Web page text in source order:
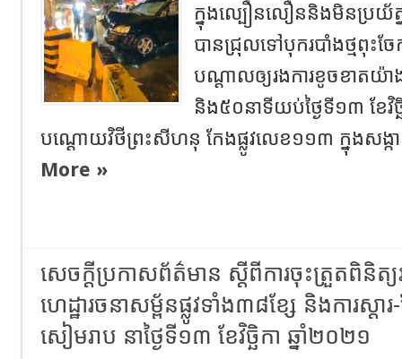
ក្នុងល្បឿនលឿន​និងមិនប្រយ័ត្
បានជ្រុលទៅបុករបាំងថ្មពុះច
បណ្ដាលឲ្យរងការខូចខាត
និង៥០នាទីយប់​ថ្ងៃទី១៣​ ខែវិ
បណ្ដោយវិថីព្រះសីហនុ​ កែងផ្លូវលេខ១១៣​ ក្នុងសង្
More »
សេចក្ដីប្រកាសព័ត៌មាន​ ស្ដីពីការចុះត្រួតពិនិត្យ
ហេដ្ឋារចនាសម្ព័នផ្លូវទាំង៣៨ខ្សែ​ និងការស្ដា
សៀមរាប​ នាថ្ងៃទី១៣​ ខែវិច្ឆិកា​ ឆ្នាំ២០២១